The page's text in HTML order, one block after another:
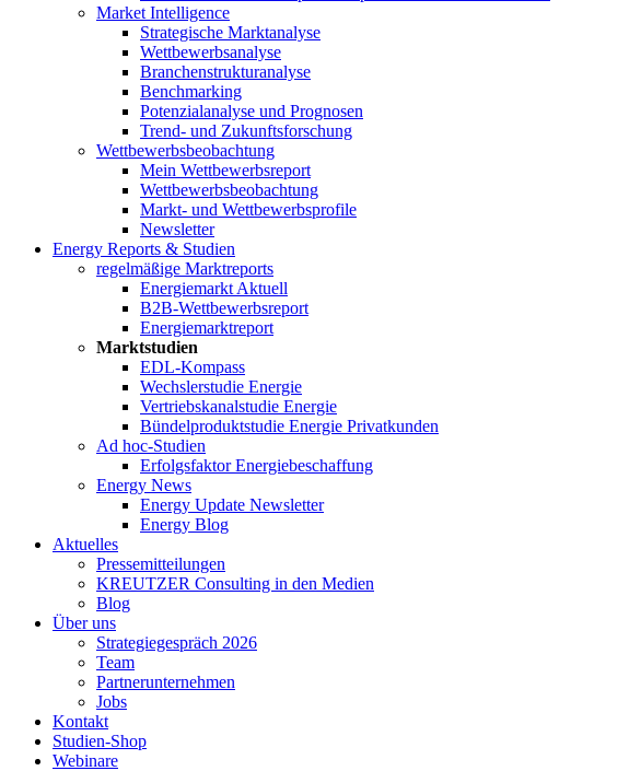
Market Intelligence
Strategische Marktanalyse
Wettbewerbsanalyse
Branchenstrukturanalyse
Benchmarking
Potenzialanalyse und Prognosen
Trend- und Zukunftsforschung
Wettbewerbs­beobachtung
Mein Wettbewerbsreport
Wettbewerbsbeobachtung
Markt- und Wettbewerbsprofile
Newsletter
Energy Reports & Studien
regelmäßige Marktreports
Energiemarkt Aktuell
B2B-Wettbewerbsreport
Energiemarktreport
Marktstudien
EDL-Kompass
Wechslerstudie Energie
Vertriebskanalstudie Energie
Bündelproduktstudie Energie Privatkunden
Ad hoc-Studien
Erfolgsfaktor Energiebeschaffung
Energy News
Energy Update Newsletter
Energy Blog
Aktuelles
Pressemitteilungen
KREUTZER Consulting in den Medien
Blog
Über uns
Strategiegespräch 2026
Team
Partnerunternehmen
Jobs
Kontakt
Studien-Shop
Webinare